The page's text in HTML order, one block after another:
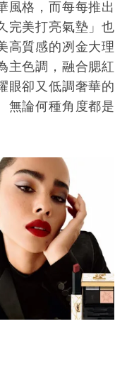
風格，而每每推出
完美打亮氣墊」也
高質感的冽金大理
主色調，融合腮紅
眼卻又低調奢華的
無論何種角度都是